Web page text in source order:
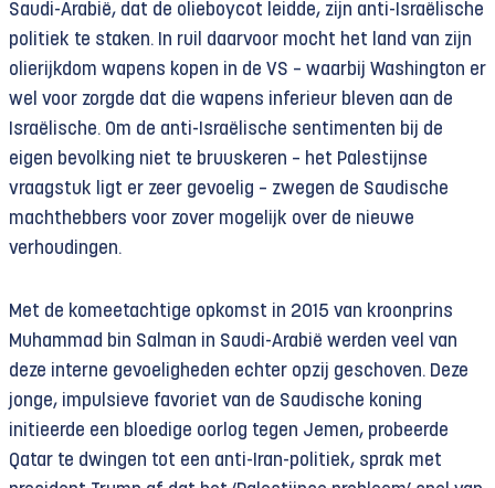
Saudi-Arabië, dat de olieboycot leidde, zijn anti-Israëlische
politiek te staken. In ruil daarvoor mocht het land van zijn
olierijkdom wapens kopen in de VS – waarbij Washington er
wel voor zorgde dat die wapens inferieur bleven aan de
Israëlische. Om de anti-Israëlische sentimenten bij de
eigen bevolking niet te bruuskeren – het Palestijnse
vraagstuk ligt er zeer gevoelig – zwegen de Saudische
machthebbers voor zover mogelijk over de nieuwe
verhoudingen.
Met de komeetachtige opkomst in 2015 van kroonprins
Muhammad bin Salman in Saudi-Arabië werden veel van
deze interne gevoeligheden echter opzij geschoven. Deze
jonge, impulsieve favoriet van de Saudische koning
initieerde een bloedige oorlog tegen Jemen, probeerde
Qatar te dwingen tot een anti-Iran-politiek, sprak met